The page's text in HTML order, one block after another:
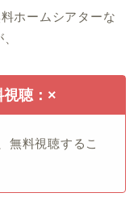
ホームシアターな
視聴：×
無料視聴するこ